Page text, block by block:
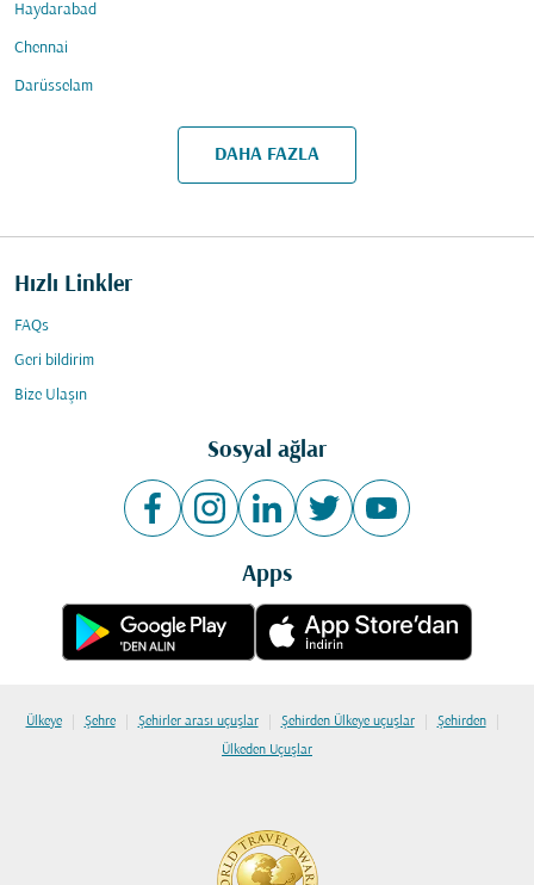
Haydarabad
Chennai
Darüsselam
DAHA FAZLA
Hızlı Linkler
FAQs
Geri bildirim
Bize Ulaşın
Sosyal ağlar
Apps
Ülkeye | Şehre | Şehirler arası uçuşlar | Şehirden Ülkeye uçuşlar | Şehirden |
Ülkeden Uçuşlar